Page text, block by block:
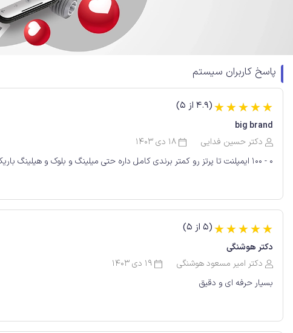
پاسخ کاربران سیستم
(4.9 از 5)☆☆☆☆☆
big brand
دکتر حسین فدایی
18 دی 1403
0 - 100 ایمپلنت تا پرتز رو کمتر برندی کامل داره حتی میلینگ و بلوک و هیلینگ باریک و فیکسچر سفید و و و و
(5 از 5)☆☆☆☆☆
دکتر هوشنگی
دکتر امیر مسعود هوشنگی
19 دی 1403
بسیار حرفه ای و دقیق